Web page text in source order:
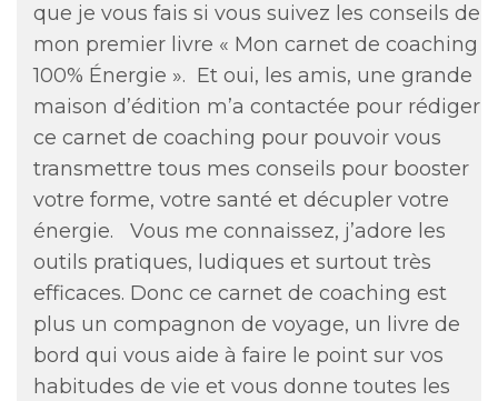
que je vous fais si vous suivez les conseils de
mon premier livre « Mon carnet de coaching
100% Énergie ». Et oui, les amis, une grande
maison d’édition m’a contactée pour rédiger
ce carnet de coaching pour pouvoir vous
transmettre tous mes conseils pour booster
votre forme, votre santé et décupler votre
énergie. Vous me connaissez, j’adore les
outils pratiques, ludiques et surtout très
efficaces. Donc ce carnet de coaching est
plus un compagnon de voyage, un livre de
bord qui vous aide à faire le point sur vos
habitudes de vie et vous donne toutes les